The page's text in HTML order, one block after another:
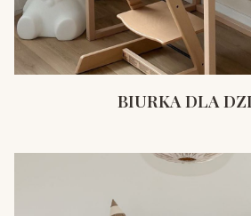
BIURKA DLA